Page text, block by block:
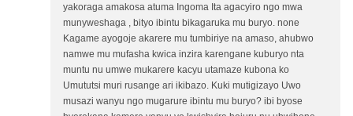
yakoraga amakosa atuma Ingoma Ita agacyiro ngo mwa
munyweshaga , bityo ibintu bikagaruka mu buryo. none
Kagame ayogoje akarere mu tumbiriye na amaso, ahubwo
namwe mu mufasha kwica inzira karengane kuburyo nta
muntu nu umwe mukarere kacyu utamaze kubona ko
Umututsi muri rusange ari ikibazo. Kuki mutigizayo Uwo
musazi wanyu ngo mugarure ibintu mu buryo? ibi byose